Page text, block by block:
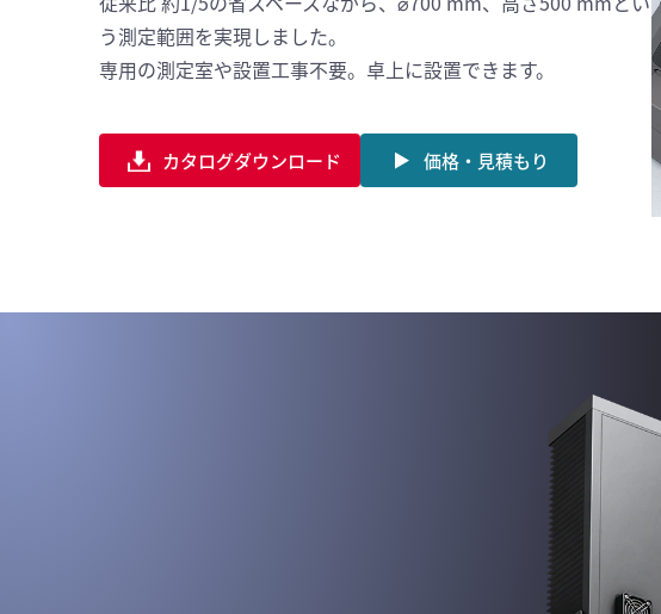
う測定範囲を実現しました。
専用の測定室や設置工事不要。卓上に設置できます。
カタログダウンロード 価格・見積もり